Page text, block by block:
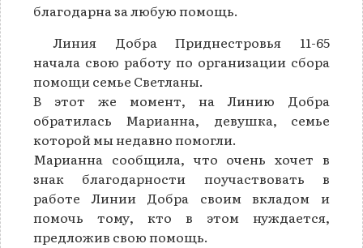
благодарна за любую помощь.
Линия Добра Приднестровья 11-65
начала свою работу по организации сбора
помощи семье Светланы.
В этот же момент, на Линию Добра
обратилась Марианна, девушка, семье
которой мы недавно помогли.
Марианна сообщила, что очень хочет в
знак благодарности поучаствовать в
работе Линии Добра своим вкладом и
помочь тому, кто в этом нуждается,
предложив свою помощь.